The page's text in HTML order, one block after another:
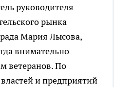
руководителя
рынка
Мария Лысова,
внимательно
ветеранов. По
и предприятий